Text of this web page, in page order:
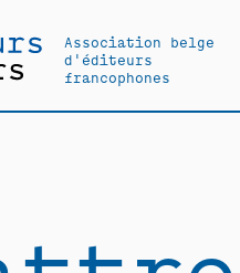
Association belge
d'éditeurs
francophones